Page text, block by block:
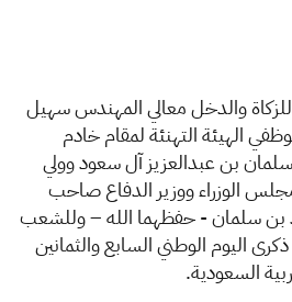
التصرفات العقارية
والدخل معالي المهندس سهيل
الهيئة التهنئة لمقام خادم
بن عبدالعزيز آل سعود وولي
الوزراء ووزير الدفاع صاحب
بن سلمان - حفظهما الله – وللشعب
اليوم الوطني السابع والثمانين
السعودية.